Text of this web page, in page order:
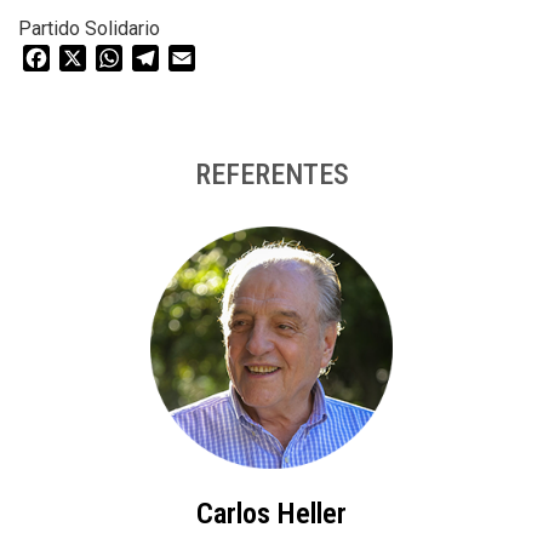
Partido Solidario
Facebook WhatsAppTelegram
REFERENTES
Carlos Heller